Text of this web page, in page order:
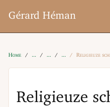
Gérard Héman
Home Religieuze
Religieuze